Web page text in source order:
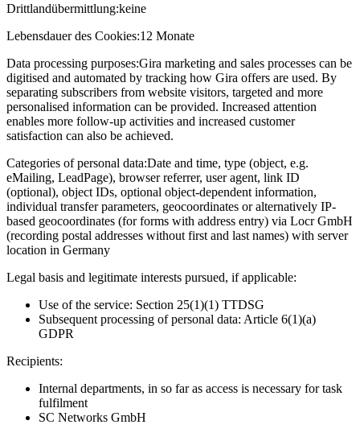
Drittlandübermittlung:keine
Lebensdauer des Cookies:12 Monate
Data processing purposes:Gira marketing and sales processes can be
digitised and automated by tracking how Gira offers are used. By
separating subscribers from website visitors, targeted and more
personalised information can be provided. Increased attention
enables more follow-up activities and increased customer
satisfaction can also be achieved.
Categories of personal data:Date and time, type (object, e.g.
eMailing, LeadPage), browser referrer, user agent, link ID
(optional), object IDs, optional object-dependent information,
individual transfer parameters, geocoordinates or alternatively IP-
based geocoordinates (for forms with address entry) via Locr GmbH
(recording postal addresses without first and last names) with server
location in Germany
Legal basis and legitimate interests pursued, if applicable:
Use of the service: Section 25(1)(1) TTDSG
Subsequent processing of personal data: Article 6(1)(a)
GDPR
Recipients:
Internal departments, in so far as access is necessary for task
fulfilment
SC Networks GmbH